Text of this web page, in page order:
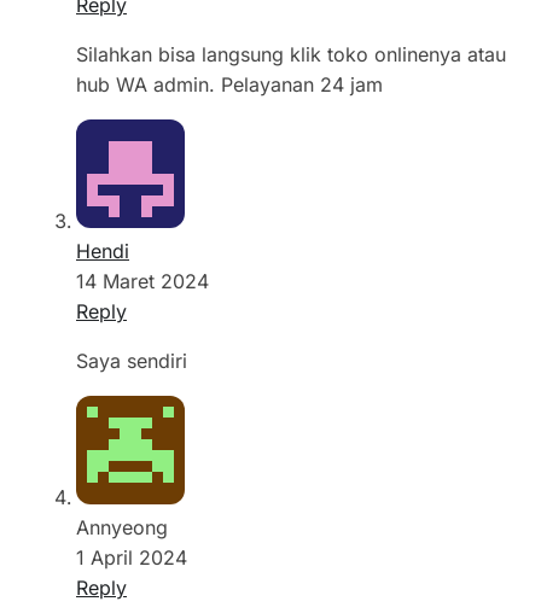
Silahkan bisa langsung klik toko onlinenya atau
hub WA admin. Pelayanan 24 jam
Hendi
14 Maret 2024
Reply
Saya sendiri
Annyeong
1 April 2024
Reply